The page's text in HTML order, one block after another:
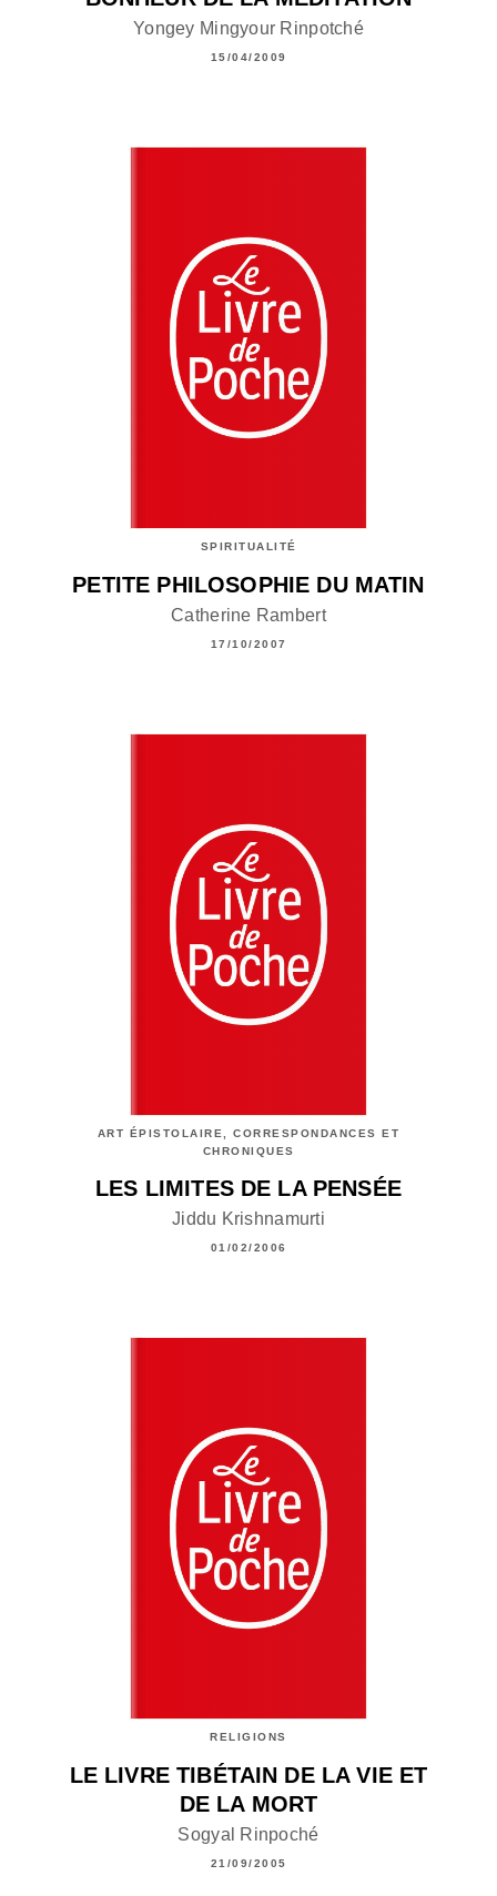
Yongey Mingyour Rinpotché
15/04/2009
SPIRITUALITÉ
PETITE PHILOSOPHIE DU MATIN
Catherine Rambert
17/10/2007
ART ÉPISTOLAIRE, CORRESPONDANCES ET
CHRONIQUES
LES LIMITES DE LA PENSÉE
Jiddu Krishnamurti
01/02/2006
RELIGIONS
LE LIVRE TIBÉTAIN DE LA VIE ET
DE LA MORT
Sogyal Rinpoché
21/09/2005